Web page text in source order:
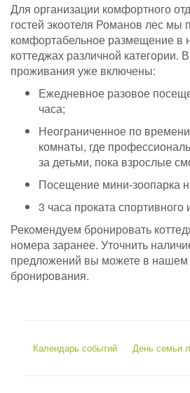
Для организации комфортного
гостей экоотеля Романов лес мы
комфортабельное размещение в
коттеджах различной категории.
проживания уже включены:
Ежедневное разовое
часа;
Неограниченное по
комнаты, где
за детьми, пока взрослые
Посещение мини-зоопарка
3 часа проката спортивного
Рекомендуем бронировать
номера заранее. Уточнить
предложений вы можете в нашем
бронирования.
Календарь событий День семьи